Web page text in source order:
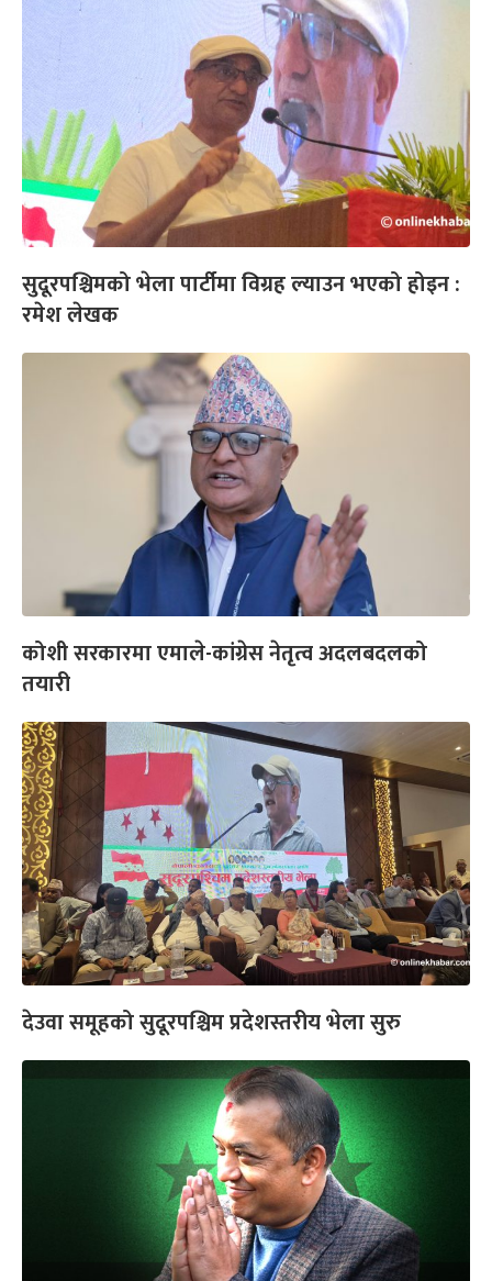
सुदूरपश्चिमको भेला पार्टीमा विग्रह ल्याउन भएको होइन :
रमेश लेखक
कोशी सरकारमा एमाले-कांग्रेस नेतृत्व अदलबदलको
तयारी
देउवा समूहको सुदूरपश्चिम प्रदेशस्तरीय भेला सुरु